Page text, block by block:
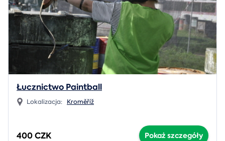
Łucznictwo Paintball
Lokalizacja: Kroměříž
400 CZK Pokaż szczegóły